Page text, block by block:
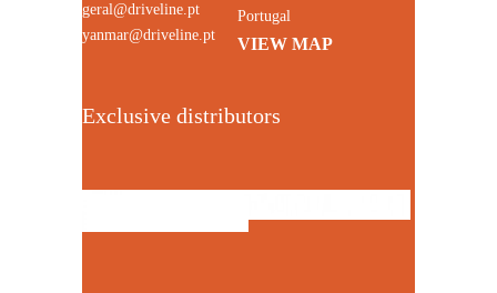
geral@driveline.pt
yanmar@driveline.pt
Portugal
VIEW MAP
Exclusive distributors